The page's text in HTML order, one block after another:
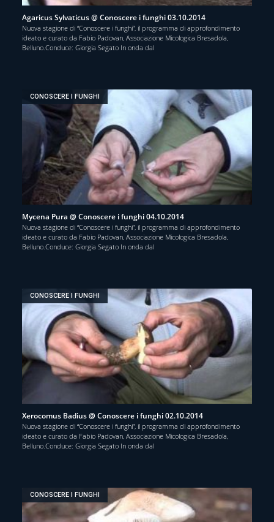
Agaricus Sylvaticus @ Conoscere i funghi 03.10.2014
Nuova stagione di “Conoscere i funghi”, il programma di approfondimento
ideato e curato da Fabio Padovan, Associazione Micologica Bresadola,
Belluno.Conduce: Giorgia Segato In onda dal
CONOSCERE I FUNGHI
Mycena Pura @ Conoscere i funghi 04.10.2014
Nuova stagione di “Conoscere i funghi”, il programma di approfondimento
ideato e curato da Fabio Padovan, Associazione Micologica Bresadola,
Belluno.Conduce: Giorgia Segato In onda dal
CONOSCERE I FUNGHI
Xerocomus Badius @ Conoscere i funghi 02.10.2014
Nuova stagione di “Conoscere i funghi”, il programma di approfondimento
ideato e curato da Fabio Padovan, Associazione Micologica Bresadola,
Belluno.Conduce: Giorgia Segato In onda dal
CONOSCERE I FUNGHI